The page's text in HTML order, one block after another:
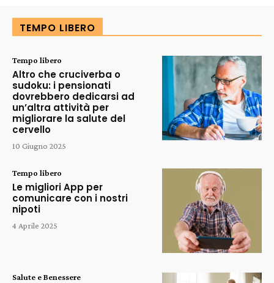
TEMPO LIBERO
Tempo libero
Altro che cruciverba o
sudoku: i pensionati
dovrebbero dedicarsi ad
un’altra attività per
migliorare la salute del
cervello
10 Giugno 2025
Tempo libero
Le migliori App per
comunicare con i nostri
nipoti
4 Aprile 2025
Salute e Benessere